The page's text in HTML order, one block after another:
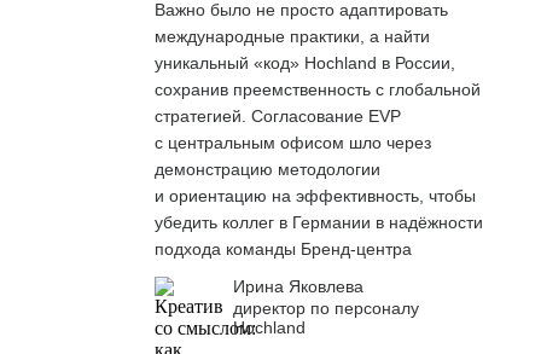
Важно было не просто адаптировать
международные практики, а найти
уникальный «код» Hochland в России,
сохранив преемственность с глобальной
стратегией. Согласование EVP
с центральным офисом шло через
демонстрацию методологии
и ориентацию на эффективность, чтобы
убедить коллег в Германии в надёжности
подхода команды Бренд-центра
Ирина Яковлева
директор по персоналу
Hochland